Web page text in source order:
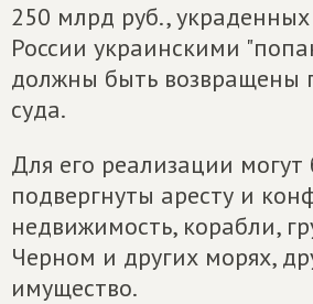
250 млрд руб.,
России украинскими
должны быть возвращены
суда.
Для его реализации могут
подвергнуты аресту и
недвижимость, корабли,
Черном и других морях,
имущество.